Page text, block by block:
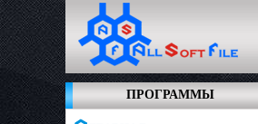
ПРОГРАММЫ